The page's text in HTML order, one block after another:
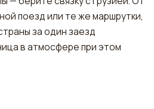
поезд или те же маршрутки,
за один заезд
в атмосфере при этом